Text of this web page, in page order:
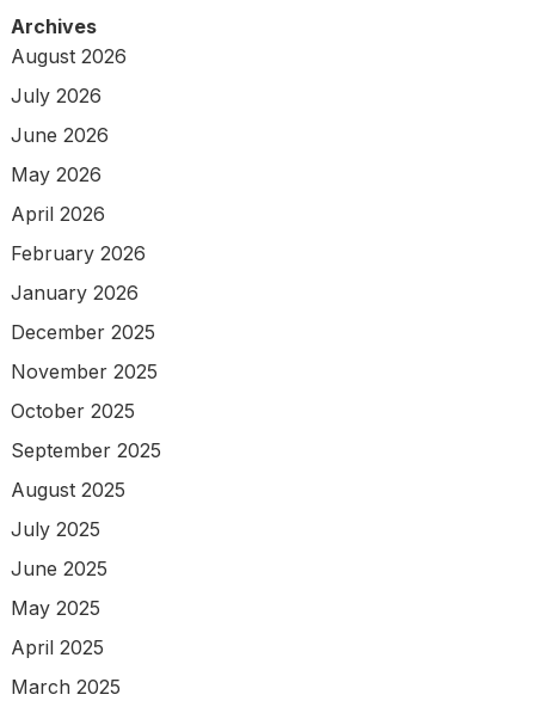
Archives
August 2026
July 2026
June 2026
May 2026
April 2026
February 2026
January 2026
December 2025
November 2025
October 2025
September 2025
August 2025
July 2025
June 2025
May 2025
April 2025
March 2025